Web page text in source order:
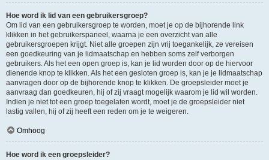
Hoe word ik lid van een gebruikersgroep?
Om lid van een gebruikersgroep te worden, moet je op de bijhorende link
klikken in het gebruikerspaneel, waarna je een overzicht van alle
gebruikersgroepen krijgt. Niet alle groepen zijn vrij toegankelijk, ze vereisen
een goedkeuring van je lidmaatschap en hebben soms zelf verborgen
gebruikers. Als het een open groep is, kan je lid worden door op de hiervoor
dienende knop te klikken. Als het een gesloten groep is, kan je je lidmaatschap
aanvragen door op de bijhorende knop te klikken. De groepsleider moet je
aanvraag dan goedkeuren, hij of zij vraagt mogelijk waarom je lid wil worden.
Indien je niet tot een groep toegelaten wordt, moet je de groepsleider niet
lastig vallen, hij of zij heeft een reden om je te weigeren.
Omhoog
Hoe word ik een groepsleider?